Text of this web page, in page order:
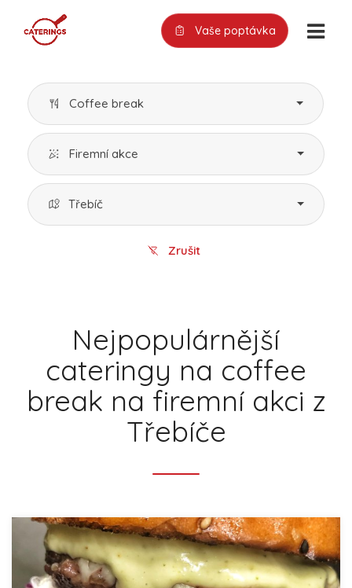
Vaše poptávka
Coffee break
Firemní akce
Třebíč
Zrušit
Nejpopulárnější
cateringy na coffee
break na firemní akci z
Třebíče